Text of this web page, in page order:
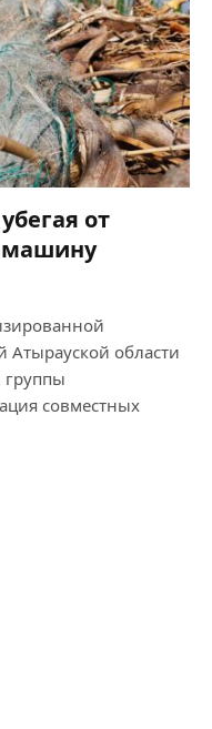
от
машину
Атырауской области
группы
совместных